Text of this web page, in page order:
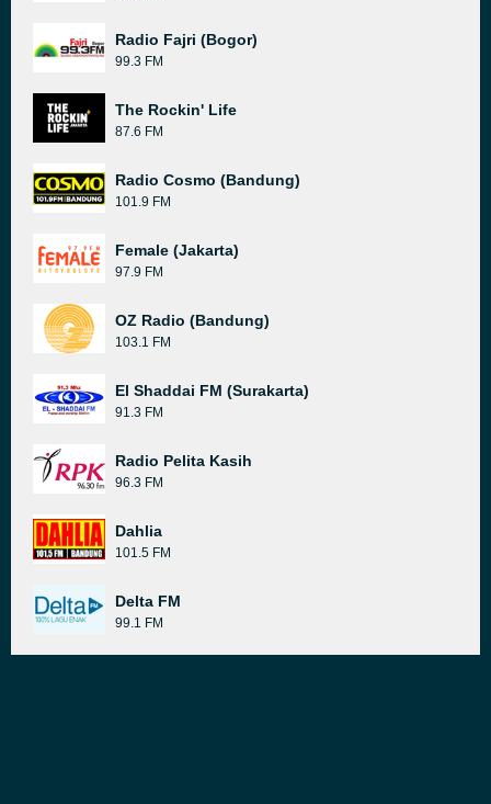
Radio Fajri (Bogor)
99.3 FM
The Rockin' Life
87.6 FM
Radio Cosmo (Bandung)
101.9 FM
Female (Jakarta)
97.9 FM
OZ Radio (Bandung)
103.1 FM
El Shaddai FM (Surakarta)
91.3 FM
Radio Pelita Kasih
96.3 FM
Dahlia
101.5 FM
Delta FM
99.1 FM